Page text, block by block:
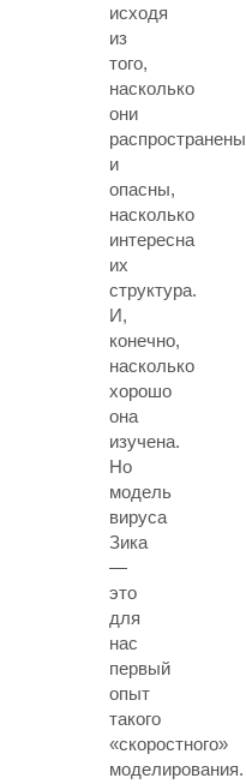
исходя
из
того,
насколько
они
распространены
и
опасны,
насколько
интересна
их
структура.
И,
конечно,
насколько
хорошо
она
изучена.
Но
модель
вируса
Зика
—
это
для
нас
первый
опыт
такого
«скоростного»
моделирования.